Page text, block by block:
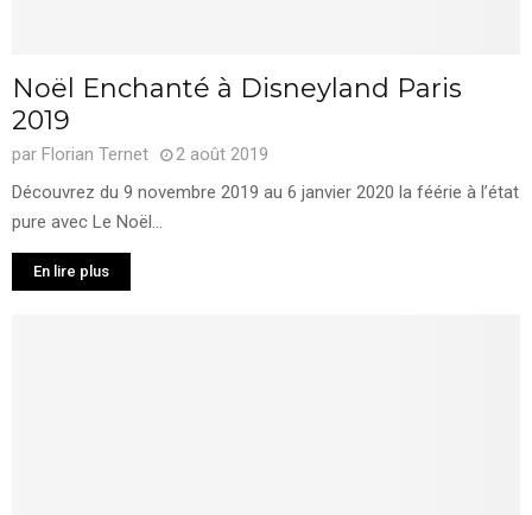
Noël Enchanté à Disneyland Paris
2019
par Florian Ternet
2 août 2019
Découvrez du 9 novembre 2019 au 6 janvier 2020 la féérie à l’état
pure avec Le Noël...
En lire plus